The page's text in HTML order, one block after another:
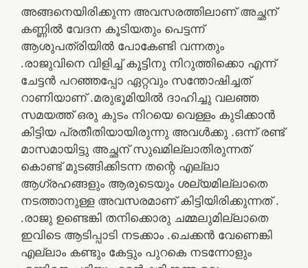
അങ്ങനെയിരിക്കുന്ന അവസരത്തിലാണ് അച്ഛന്
കണ്ണിൽ വേദന കൂടിയതും പെട്ടന്ന്
ആശുപത്രിയിൽ പോകേണ്ടി വന്നതും
.രാജുവിനെ വിളിച്ച് കൂട്ടിനു നിറുത്തിക്കൊ എന്ന്
ചേട്ടൻ പറഞ്ഞപ്പോ ഏറ്റവും സന്തോഷിച്ചത്
റാണിയാണ് .മരുഭൂമിയിൽ ദാഹിച്ചു വലഞ്ഞ
സമയത്ത് ഒരു കുടം നിറയെ വെള്ളം കുടിക്കാൻ
കിട്ടിയ പ്രതീതിയായിരുന്നു അവൾക്കു .ഒന്ന് രണ്ട്
മാസമായിട്ടു അച്ഛന് സുഖമില്ലാതിരുന്നത്
കൊണ്ട് മുടങ്ങിക്കിടന്ന തന്റെ എല്ലാ
ആഗ്രഹങ്ങളും ആരുടെയും ശല്യമില്ലാതെ
നടത്താനുള്ള അവസരമാണ് കിട്ടിയിരിക്കുന്നത് .
.രാജു ഉണ്ടെങ്കി തനിക്കൊരു ചമ്മലുമില്ലാതെ
ഇവിടെ ആടിപ്പാടി നടക്കാം .ചെക്കൻ വേണെങ്കി
എല്ലാം കണ്ടും കേട്ടും പുറകെ നടന്നോളും